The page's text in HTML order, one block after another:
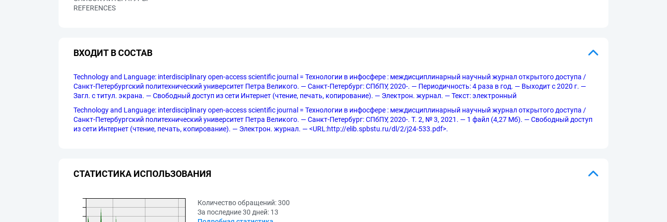
REFERENCES
ВХОДИТ В СОСТАВ
Technology and Language: interdisciplinary open-access scientific journal = Технологии в инфосфере : междисциплинарный научный журнал открытого доступа /
Санкт-Петербургский политехнический университет Петра Великого. — Санкт-Петербург: СПбПУ, 2020-. — Периодичность: 4 раза в год. — Выходит с 2020 г. —
Загл. с титул. экрана. — Свободный доступ из сети Интернет (чтение, печать, копирование). — Электрон. журнал. — Текст: электронный
Technology and Language: interdisciplinary open-access scientific journal = Технологии в инфосфере : междисциплинарный научный журнал открытого доступа /
Санкт-Петербургский политехнический университет Петра Великого. — Санкт-Петербург: СПбПУ, 2020-. Т. 2, № 3, 2021. — 1 файл (4,27 Мб). — Свободный доступ
из сети Интернет (чтение, печать, копирование). — Электрон. журнал. — <URL:http://elib.spbstu.ru/dl/2/j24-533.pdf>.
СТАТИСТИКА ИСПОЛЬЗОВАНИЯ
Количество обращений:300
За последние 30 дней: 13